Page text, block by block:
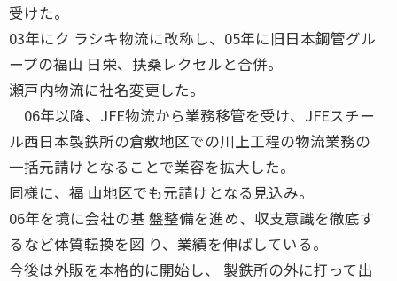
受けた。
03年にク ラシキ物流に改称し、05年に旧日本鋼管グル
ープの福山 日栄、扶桑レクセルと合併。
瀬戸内物流に社名変更した。
06年以降、JFE物流から業務移管を受け、JFEスチー
ル西日本製鉄所の倉敷地区での川上工程の物流業務の
一括元請けとなることで業容を拡大した。
同様に、福 山地区でも元請けとなる見込み。
06年を境に会社の基 盤整備を進め、収支意識を徹底す
るなど体質転換を図 り、業績を伸ばしている。
今後は外販を本格的に開始し、 製鉄所の外に打って出